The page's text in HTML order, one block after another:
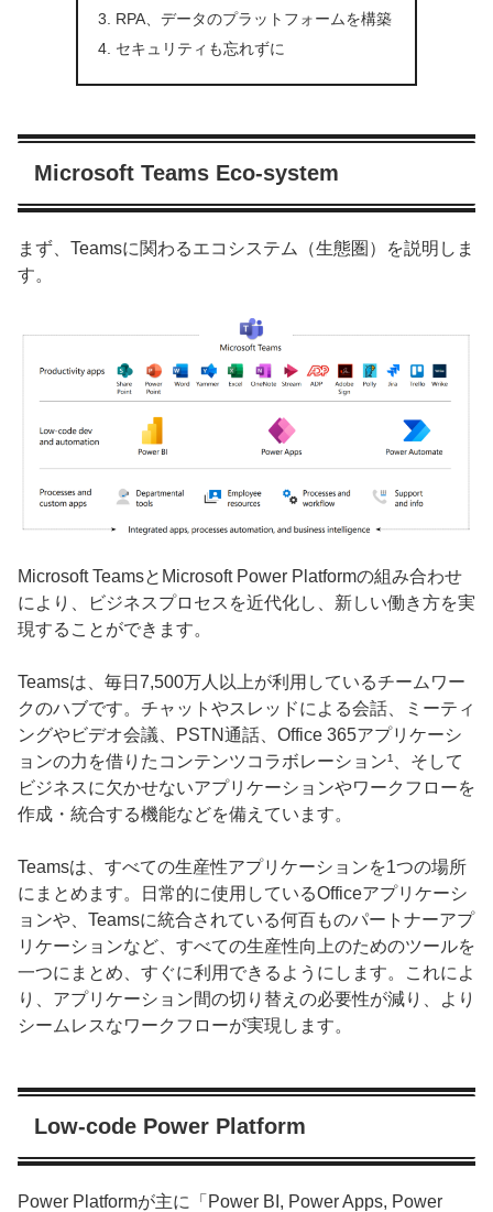
RPA、データのプラットフォームを構築
セキュリティも忘れずに
Microsoft Teams Eco-system
まず、Teamsに関わるエコシステム（生態圏）を説明しま
す。
Microsoft TeamsとMicrosoft Power Platformの組み合わせ
により、ビジネスプロセスを近代化し、新しい働き方を実
現することができます。
Teamsは、毎日7,500万人以上が利用しているチームワー
クのハブです。チャットやスレッドによる会話、ミーティ
ングやビデオ会議、PSTN通話、Office 365アプリケーシ
ョンの力を借りたコンテンツコラボレーション¹、そして
ビジネスに欠かせないアプリケーションやワークフローを
作成・統合する機能などを備えています。
Teamsは、すべての生産性アプリケーションを1つの場所
にまとめます。日常的に使用しているOfficeアプリケーシ
ョンや、Teamsに統合されている何百ものパートナーアプ
リケーションなど、すべての生産性向上のためのツールを
一つにまとめ、すぐに利用できるようにします。これによ
り、アプリケーション間の切り替えの必要性が減り、より
シームレスなワークフローが実現します。
Low-code Power Platform
Power Platformが主に「Power BI, Power Apps, Power